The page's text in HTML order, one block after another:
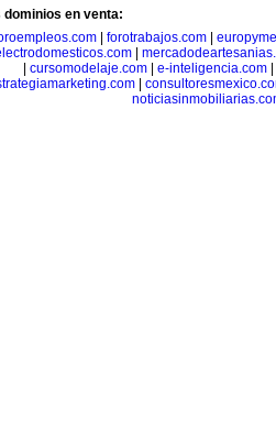
dominios en venta:
forotrabajos.com
cursomodelaje.com| e-inteligencia.com|
|